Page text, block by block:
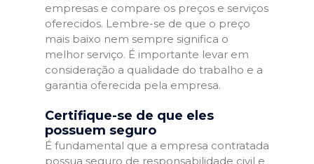
empresas e compare os preços e serviços
oferecidos. Lembre-se de que o preço
mais baixo nem sempre significa o
melhor serviço. É importante levar em
consideração a qualidade do trabalho e a
garantia oferecida pela empresa.
Certifique-se de que eles
possuem seguro
É fundamental que a empresa contratada
possua seguro de responsabilidade civil e